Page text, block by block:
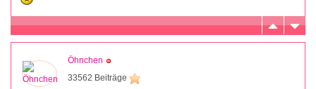
Öhnchen
33562 Beiträge